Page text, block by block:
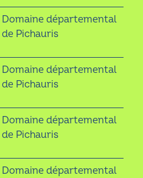
Domaine départemental
de Pichauris
Domaine départemental
de Pichauris
Domaine départemental
de Pichauris
Domaine départemental